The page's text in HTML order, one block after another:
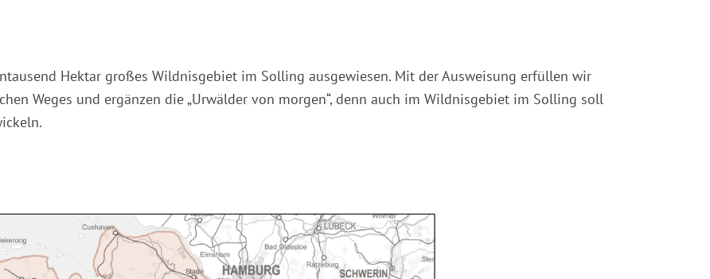
Hektar großes Wildnisgebiet im Solling ausgewiesen. Mit der Ausweisung erfüllen wir
Weges und ergänzen die „Urwälder von morgen“, denn auch im Wildnisgebiet im Solling soll